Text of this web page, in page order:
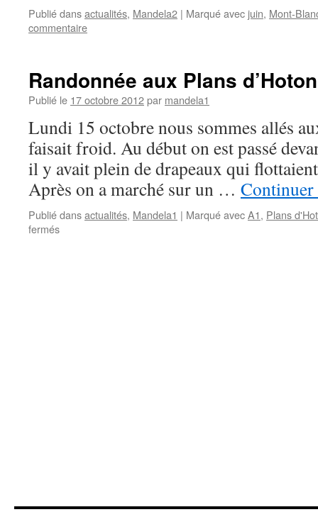
Publié dansactualités, Mandela2 | Marqué avec juin, Mont-
commentaire
Randonnée aux Plans
Publié le 17 octobre 2012par mandela1
Lundi 15 octobre nous sommes allés
faisait froid. Au début on est passé
il y avait plein de drapeaux qui
Après on a marché sur un …
Publié dansactualités, Mandela1 | Marqué avecA1, Plans
ferméssur